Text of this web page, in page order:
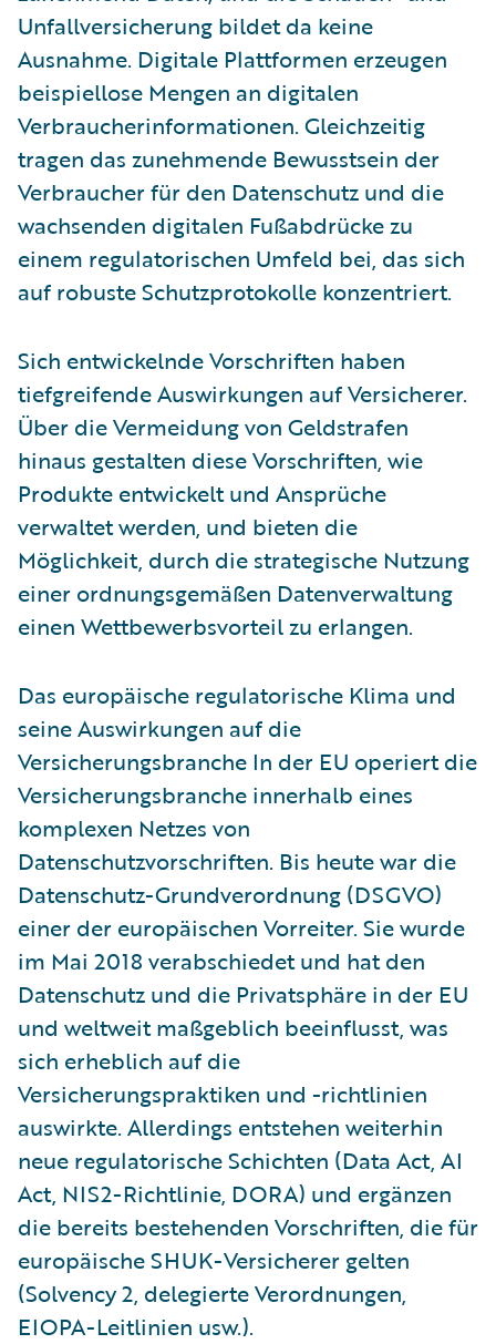
Unfallversicherung bildet da keine
Ausnahme. Digitale Plattformen erzeugen
beispiellose Mengen an digitalen
Verbraucherinformationen. Gleichzeitig
tragen das zunehmende Bewusstsein der
Verbraucher für den Datenschutz und die
wachsenden digitalen Fußabdrücke zu
einem regulatorischen Umfeld bei, das sich
auf robuste Schutzprotokolle konzentriert.
Sich entwickelnde Vorschriften haben
tiefgreifende Auswirkungen auf Versicherer.
Über die Vermeidung von Geldstrafen
hinaus gestalten diese Vorschriften, wie
Produkte entwickelt und Ansprüche
verwaltet werden, und bieten die
Möglichkeit, durch die strategische Nutzung
einer ordnungsgemäßen Datenverwaltung
einen Wettbewerbsvorteil zu erlangen.
Das europäische regulatorische Klima und
seine Auswirkungen auf die
Versicherungsbranche In der EU operiert die
Versicherungsbranche innerhalb eines
komplexen Netzes von
Datenschutzvorschriften. Bis heute war die
Datenschutz-Grundverordnung (DSGVO)
einer der europäischen Vorreiter. Sie wurde
im Mai 2018 verabschiedet und hat den
Datenschutz und die Privatsphäre in der EU
und weltweit maßgeblich beeinflusst, was
sich erheblich auf die
Versicherungspraktiken und -richtlinien
auswirkte. Allerdings entstehen weiterhin
neue regulatorische Schichten (Data Act, AI
Act, NIS2-Richtlinie, DORA) und ergänzen
die bereits bestehenden Vorschriften, die für
europäische SHUK-Versicherer gelten
(Solvency 2, delegierte Verordnungen,
EIOPA-Leitlinien usw.).